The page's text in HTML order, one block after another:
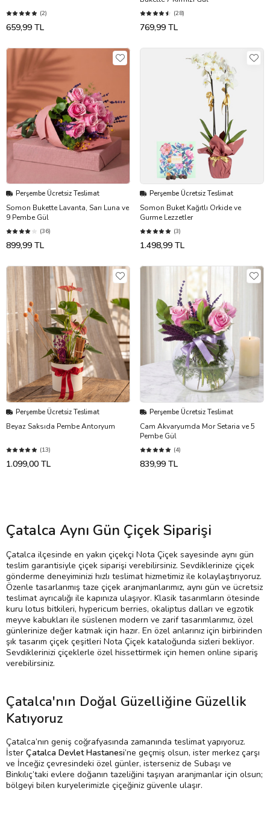
(2)
659,99 TL
(28)
769,99 TL
Perşembe Ücretsiz Teslimat
Somon Bukette Lavanta, Sarı Luna ve
9 Pembe Gül
(36)
899,99 TL
Perşembe Ücretsiz Teslimat
Somon Buket Kağıtlı Orkide ve
Gurme Lezzetler
(3)
1.498,99 TL
Perşembe Ücretsiz Teslimat
Beyaz Saksıda Pembe Antoryum
(13)
1.099,00 TL
Perşembe Ücretsiz Teslimat
Cam Akvaryumda Mor Setaria ve 5
Pembe Gül
(4)
839,99 TL
Çatalca Aynı Gün Çiçek Siparişi
Çatalca ilçesinde en yakın çiçekçi Nota Çiçek sayesinde aynı gün
teslim garantisiyle çiçek siparişi verebilirsiniz. Sevdiklerinize çiçek
gönderme deneyiminizi hızlı teslimat hizmetimiz ile kolaylaştırıyoruz.
Özenle tasarlanmış taze çiçek aranjmanlarımız, aynı gün ve ücretsiz
teslimat ayrıcalığı ile kapınıza ulaşıyor. Klasik tasarımların ötesinde
kuru lotus bitkileri, hypericum berries, okaliptus dalları ve egzotik
meyve kabukları ile süslenen modern ve zarif tasarımlarımız, özel
günlerinize değer katmak için hazır. En özel anlarınız için birbirinden
şık tasarım çiçek çeşitleri Nota Çiçek kataloğunda sizleri bekliyor.
Sevdiklerinizi çiçeklerle özel hissettirmek için hemen online sipariş
verebilirsiniz.
Çatalca'nın Doğal Güzelliğine Güzellik
Katıyoruz
Çatalca’nın geniş coğrafyasında zamanında teslimat yapıyoruz.
İster Çatalca Devlet Hastanesi’ne geçmiş olsun, ister merkez çarşı
ve İnceğiz çevresindeki özel günler, isterseniz de Subaşı ve
Binkılıç’taki evlere doğanın tazeliğini taşıyan aranjmanlar için olsun;
bölgeyi bilen kuryelerimizle çiçeğiniz güvenle ulaşır.